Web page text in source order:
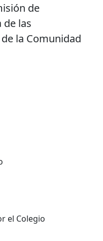
de
de las
la Comunidad
el Colegio